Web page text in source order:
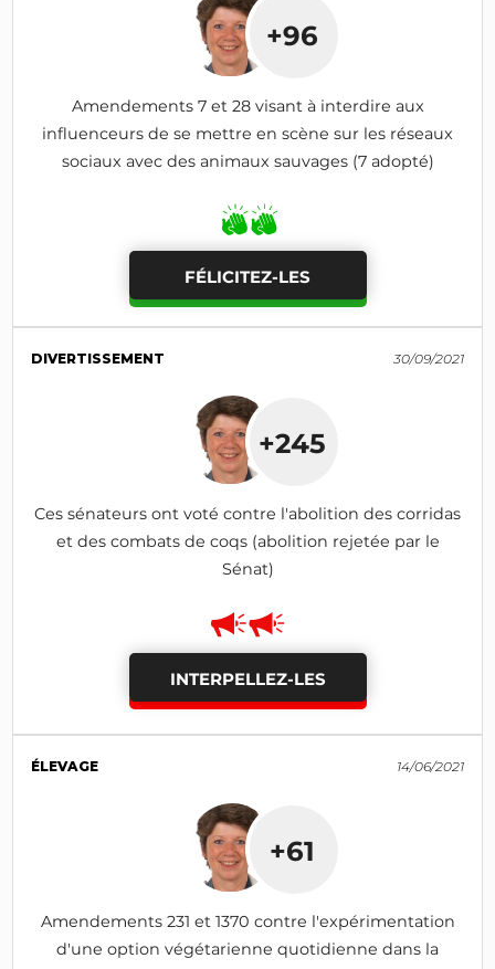
+96
Amendements 7 et 28 visant à interdire aux
influenceurs de se mettre en scène sur les réseaux
sociaux avec des animaux sauvages (7 adopté)
FÉLICITEZ-LES
DIVERTISSEMENT 30/09/2021
+245
Ces sénateurs ont voté contre l'abolition des corridas
et des combats de coqs (abolition rejetée par le
Sénat)
INTERPELLEZ-LES
ÉLEVAGE 14/06/2021
+61
Amendements 231 et 1370 contre l'expérimentation
d'une option végétarienne quotidienne dans la